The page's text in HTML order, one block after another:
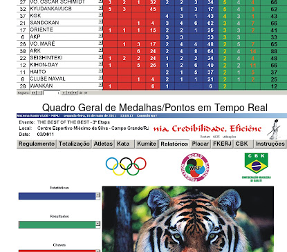
Quadro Geral de Medalhas/Pontos em Tempo Real